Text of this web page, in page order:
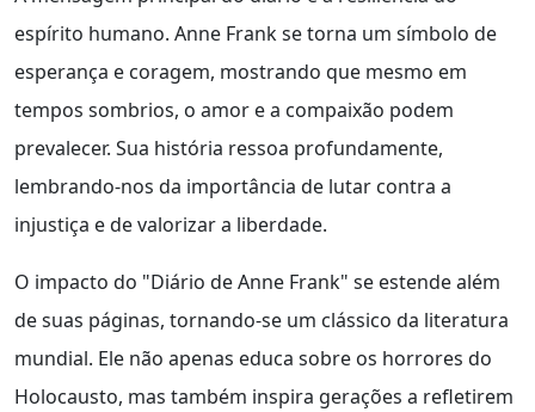
espírito humano. Anne Frank se torna um símbolo de
esperança e coragem, mostrando que mesmo em
tempos sombrios, o amor e a compaixão podem
prevalecer. Sua história ressoa profundamente,
lembrando-nos da importância de lutar contra a
injustiça e de valorizar a liberdade.
O impacto do "Diário de Anne Frank" se estende além
de suas páginas, tornando-se um clássico da literatura
mundial. Ele não apenas educa sobre os horrores do
Holocausto, mas também inspira gerações a refletirem